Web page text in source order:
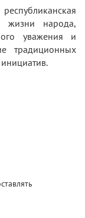
жизни народа,
уважения и
традиционных